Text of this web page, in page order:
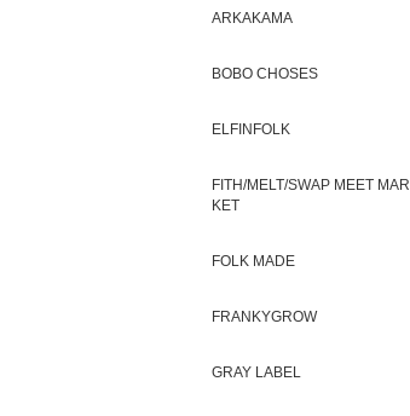
ARKAKAMA
BOBO CHOSES
ELFINFOLK
FITH/MELT/SWAP MEET MAR
KET
FOLK MADE
FRANKYGROW
GRAY LABEL